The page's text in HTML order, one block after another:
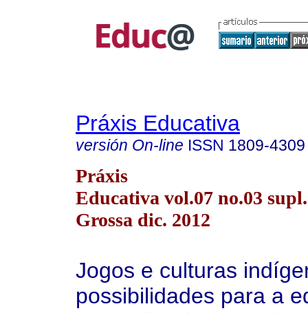
Práxis Educativa
versión On-line ISSN 1809-4309
Práxis
Educativa vol.07 no.03
Grossa dic. 2012
Jogos e culturas
possibilidades para a